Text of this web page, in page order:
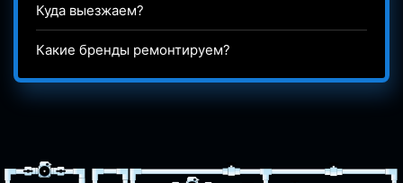
Куда выезжаем?
Какие бренды ремонтируем?